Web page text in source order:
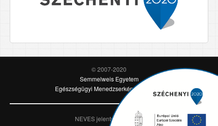
© 2007-2020
Semmelweis Egyetem
Egészségügyi Menedzserképző Központ
NEVES jelentési rendszer